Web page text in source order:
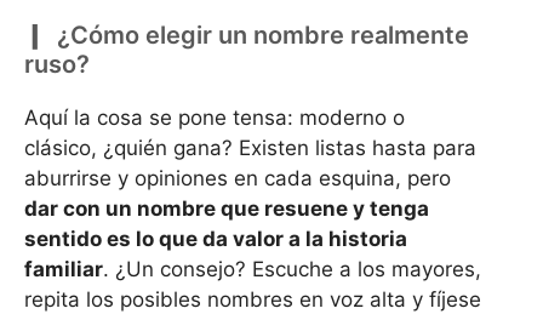
¿Cómo elegir un nombre realmente
ruso?
Aquí la cosa se pone tensa: moderno o
clásico, ¿quién gana? Existen listas hasta para
aburrirse y opiniones en cada esquina, pero
dar con un nombre que resuene y tenga
sentido es lo que da valor a la historia
familiar. ¿Un consejo? Escuche a los mayores,
repita los posibles nombres en voz alta y fíjese